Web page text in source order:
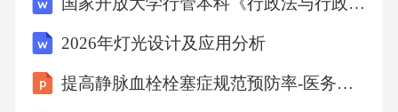
2026年灯光设计及应用分析
提高静脉血栓栓塞症规范预防率-医务科-2023.12.7